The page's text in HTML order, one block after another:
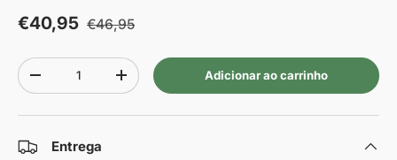
€40,95 €46,95
Quantidade
-
+ Adicionar ao carrinho
Entrega